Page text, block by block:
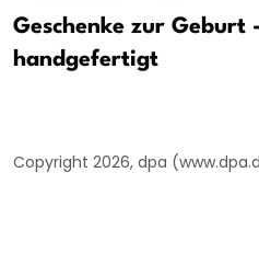
Geschenke zur Geburt
handgefertigt
Copyright 2026, dpa